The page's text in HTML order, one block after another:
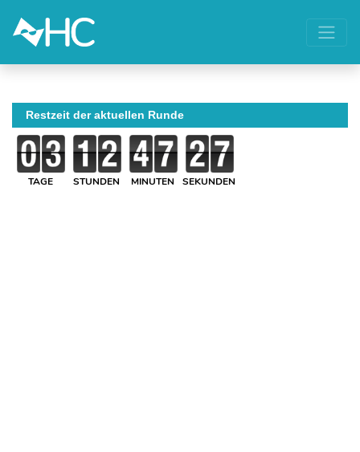
Restzeit der aktuellen Runde
TAGE STUNDEN MINUTEN SEKUNDEN